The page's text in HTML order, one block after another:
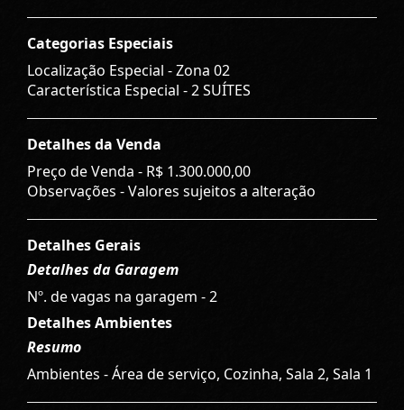
Categorias Especiais
Localização Especial - Zona 02
Característica Especial - 2 SUÍTES
Detalhes da Venda
Preço de Venda - R$ 1.300.000,00
Observações - Valores sujeitos a alteração
Detalhes Gerais
Detalhes da Garagem
Nº. de vagas na garagem - 2
Detalhes Ambientes
Resumo
Ambientes - Área de serviço, Cozinha, Sala 2, Sala 1